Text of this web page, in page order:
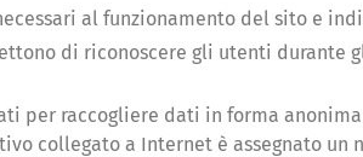
al funzionamento del sito e
di riconoscere gli utenti durante
per raccogliere dati in forma
collegato a Internet è assegnato